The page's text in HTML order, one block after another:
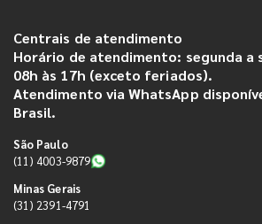
Centrais de atendimento
Horário de atendimento: segunda a
08h às 17h (exceto feriados).
Atendimento via WhatsApp
Brasil.
São Paulo
(11) 4003-9879
Minas Gerais
(31) 2391-4791